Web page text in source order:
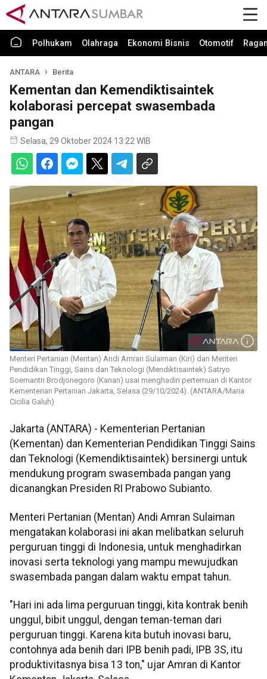
Polhukam Olahraga Ekonomi Bisnis Otomotif
ANTARA Berita
Kementan dan Kemendiktisaintek
kolaborasi percepat swasembada
pangan
Selasa, 29 Oktober 2024 13:22 WIB
Menteri Pertanian (Mentan) Andi Amran Sulaiman (Kiri) dan Menteri
Pendidikan Tinggi, Sains dan Teknologi (Mendiktisaintek) Satryo
Soemantri Brodjonegoro (Kanan) usai menghadiri pertemuan di Kantor
Kementerian Pertanian Jakarta, Selasa (29/10/2024). (ANTARA/Maria
Cicilia Galuh)
Jakarta (ANTARA) - Kementerian Pertanian
(Kementan) dan Kementerian Pendidikan Tinggi Sains
dan Teknologi (Kemendiktisaintek) bersinergi untuk
mendukung program swasembada pangan yang
dicanangkan Presiden RI Prabowo Subianto.
Menteri Pertanian (Mentan) Andi Amran Sulaiman
mengatakan kolaborasi ini akan melibatkan seluruh
perguruan tinggi di Indonesia, untuk menghadirkan
inovasi serta teknologi yang mampu mewujudkan
swasembada pangan dalam waktu empat tahun.
"Hari ini ada lima perguruan tinggi, kita kontrak benih
unggul, bibit unggul, dengan teman-teman dari
perguruan tinggi. Karena kita butuh inovasi baru,
contohnya ada benih dari IPB benih padi, IPB 3S, itu
produktivitasnya bisa 13 ton," ujar Amran di Kantor